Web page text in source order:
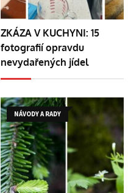
ZKÁZA V KUCHYNI: 15
fotografií opravdu
nevydařených jídel
NÁVODY A RADY